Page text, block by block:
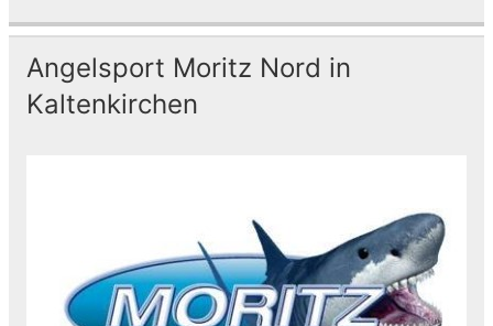
Angelsport Moritz Nord in
Kaltenkirchen